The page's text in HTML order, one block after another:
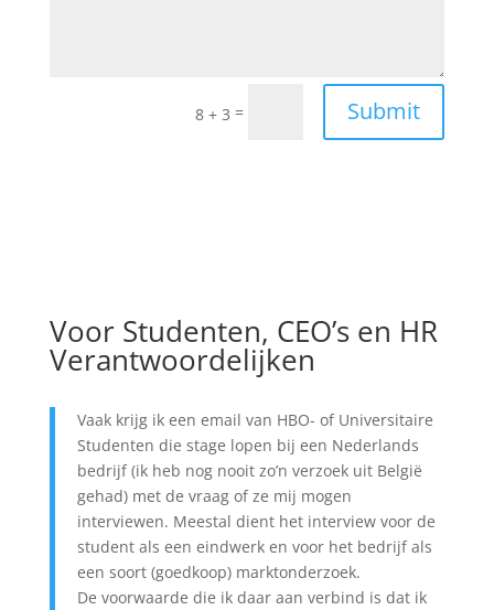
8 + 3 = Submit
Voor Studenten, CEO’s en HR
Verantwoordelijken
Vaak krijg ik een email van HBO- of Universitaire
Studenten die stage lopen bij een Nederlands
bedrijf (ik heb nog nooit zo’n verzoek uit België
gehad) met de vraag of ze mij mogen
interviewen. Meestal dient het interview voor de
student als een eindwerk en voor het bedrijf als
een soort (goedkoop) marktonderzoek.
De voorwaarde die ik daar aan verbind is dat ik